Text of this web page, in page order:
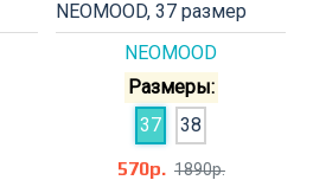
NEOMOOD
NEOMOOD, 37 размер
Размеры:
37
38
570р. 1890р.